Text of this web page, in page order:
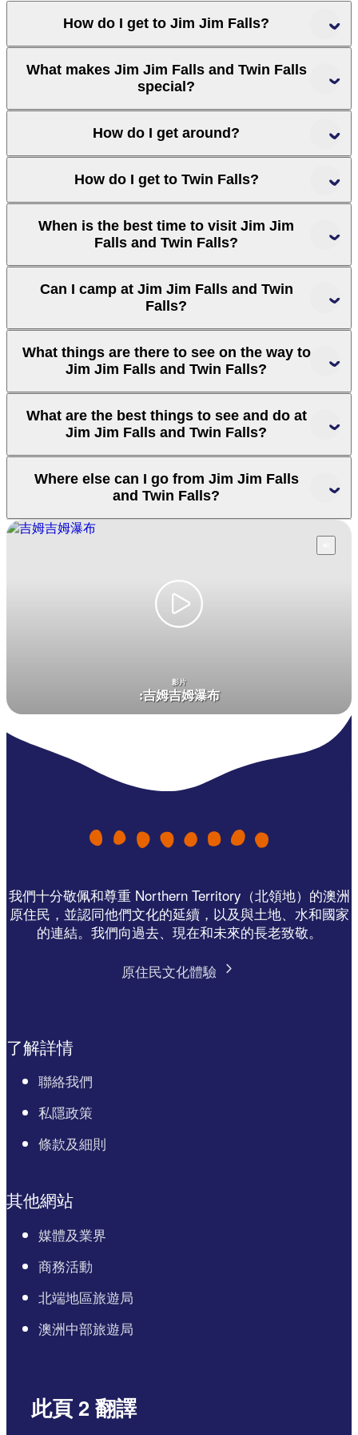
How do I get to Jim Jim Falls?
What makes Jim Jim Falls and Twin Falls
special?
Litchfield
National Park
How do I get around?
How do I get to Twin Falls?
Bowali
Visitor Centre
When is the best time to visit Jim Jim
Falls and Twin Falls?
Can I camp at Jim Jim Falls and Twin
Falls?
What things are there to see on the way to
Jim Jim Falls and Twin Falls?
Marrawuddi Gallery
What are the best things to see and do at
Jim Jim Falls and Twin Falls?
Where else can I go from Jim Jim Falls
and Twin Falls?
影片
:吉姆吉姆瀑布
我們十分敬佩和尊重 Northern Territory（北領地）的澳洲
原住民，並認同他們文化的延續，以及與土地、水和國家
的連結。我們向過去、現在和未來的長老致敬。
原住民文化體驗
了解詳情
聯絡我們
私隱政策
條款及細則
其他網站
媒體及業界
商務活動
北端地區旅遊局
澳洲中部旅遊局
此頁 2 翻譯
English